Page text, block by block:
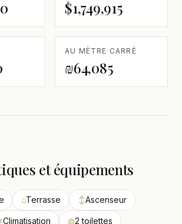
$1,749,915
AU MÈTRE CARRÉ
₪64,085
et équipements
⌂Terrasse ↕Ascenseur
Climatisation ◍2 toilettes